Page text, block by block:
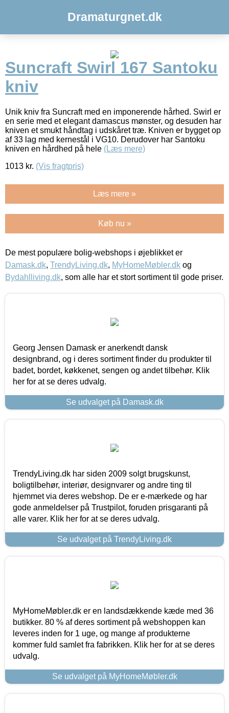
Dramaturgnet.dk
Suncraft Swirl 167 Santoku
kniv
Unik kniv fra Suncraft med en imponerende hårhed. Swirl er
en serie med et elegant damascus mønster, og desuden har
kniven et smukt håndtag i udskåret træ. Kniven er bygget op
af 33 lag med kernestål i VG10. Derudover har Santoku
kniven en hårdhed på hele (Læs mere)
1013 kr. (Vis fragtpris)
Læs mere »
Køb nu »
De mest populære bolig-webshops i øjeblikket er
Damask.dk, TrendyLiving.dk, MyHomeMøbler.dk og
Bydahlliving.dk, som alle har et stort sortiment til gode priser.
Georg Jensen Damask er anerkendt dansk
designbrand, og i deres sortiment finder du produkter til
badet, bordet, køkkenet, sengen og andet tilbehør. Klik
her for at se deres udvalg.
Se udvalget på Damask.dk
TrendyLiving.dk har siden 2009 solgt brugskunst,
boligtilbehør, interiør, designvarer og andre ting til
hjemmet via deres webshop. De er e-mærkede og har
gode anmeldelser på Trustpilot, foruden prisgaranti på
alle varer. Klik her for at se deres udvalg.
Se udvalget på TrendyLiving.dk
MyHomeMøbler.dk er en landsdækkende kæde med 36
butikker. 80 % af deres sortiment på webshoppen kan
leveres inden for 1 uge, og mange af produkterne
kommer fuld samlet fra fabrikken. Klik her for at se deres
udvalg.
Se udvalget på MyHomeMøbler.dk